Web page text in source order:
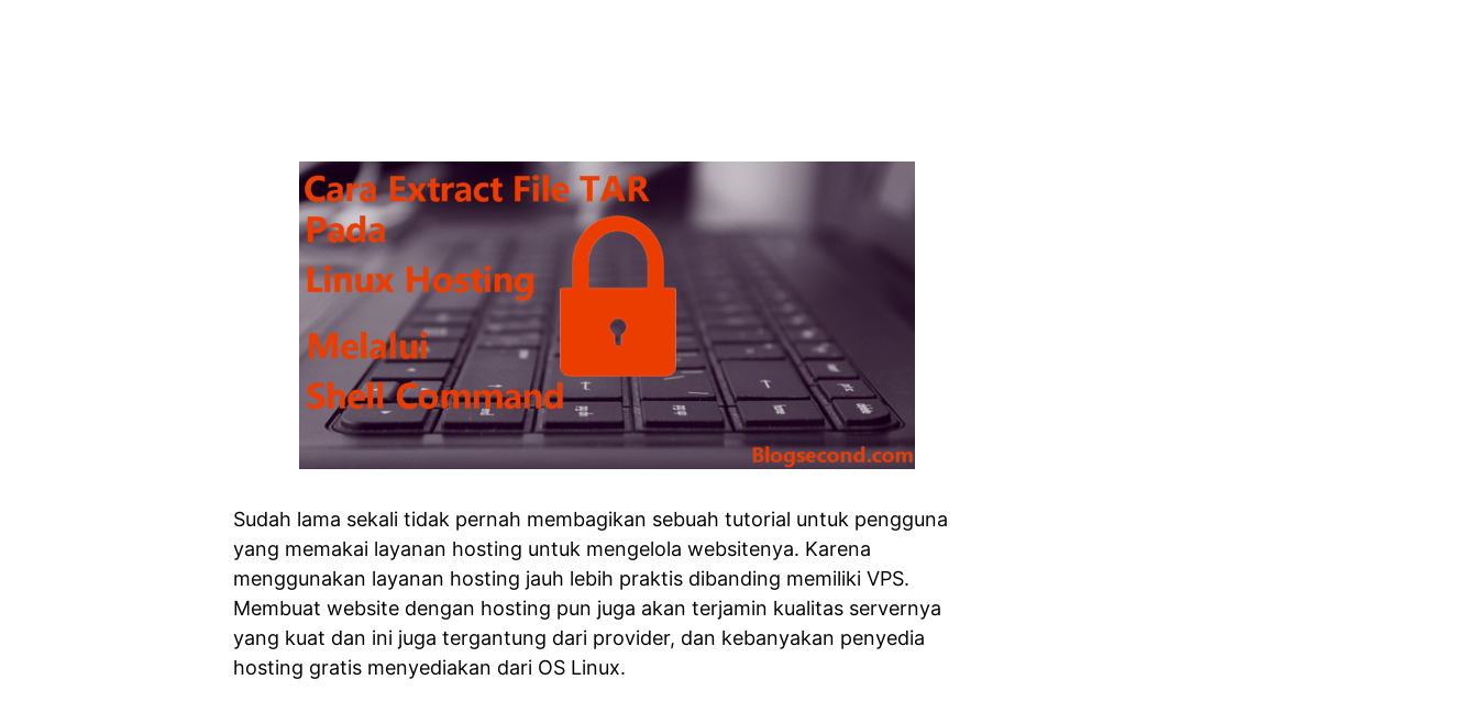
Sudah lama sekali tidak pernah membagikan sebuah tutorial untuk pengguna
yang memakai layanan hosting untuk mengelola websitenya. Karena
menggunakan layanan hosting jauh lebih praktis dibanding memiliki VPS.
Membuat website dengan hosting pun juga akan terjamin kualitas servernya
yang kuat dan ini juga tergantung dari provider, dan kebanyakan penyedia
hosting gratis menyediakan dari OS Linux.